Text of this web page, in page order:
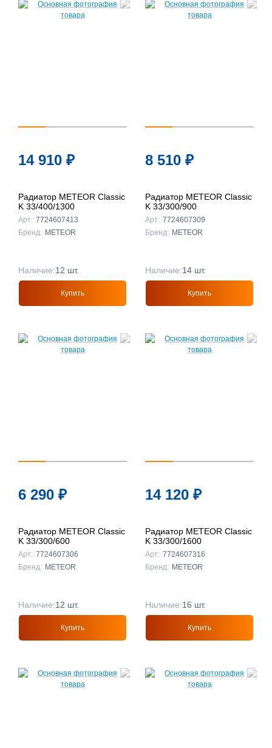
14 910 ₽
Радиатор METEOR Classic
K 33/400/1300
Арт: 7724607413
Бренд: METEOR
Наличие:12 шт.
Купить
8 510 ₽
Радиатор METEOR Classic
K 33/300/900
Арт: 7724607309
Бренд: METEOR
Наличие:14 шт.
Купить
6 290 ₽
Радиатор METEOR Classic
K 33/300/600
Арт: 7724607306
Бренд: METEOR
Наличие:12 шт.
Купить
14 120 ₽
Радиатор METEOR Classic
K 33/300/1600
Арт: 7724607316
Бренд: METEOR
Наличие:16 шт.
Купить